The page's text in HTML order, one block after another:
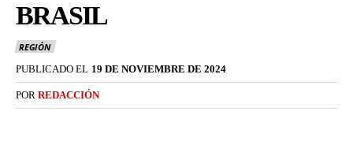
BRASIL
REGIÓN
PUBLICADO EL 19 DE NOVIEMBRE DE 2024
POR REDACCIÓN